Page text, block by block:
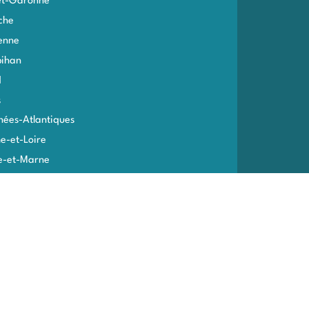
Atlantiques
et-Loire
et-Marne